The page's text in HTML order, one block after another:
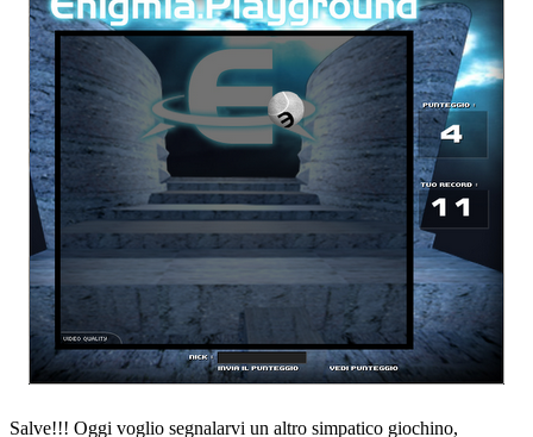
Salve!!! Oggi voglio segnalarvi un altro simpatico giochino,